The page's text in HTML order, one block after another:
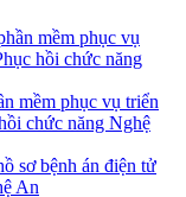
mềm phục vụ triển
chức năng Nghệ